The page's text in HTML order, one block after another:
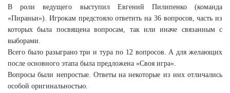
В роли ведущего выступил Евгений Пилипенко (команда
«Пираньи»). Игрокам предстояло ответить на 36 вопросов, часть из
которых была посвящена вопросам, так или иначе связанным с
выборами.
Всего было разыграно три и тура по 12 вопросов. А для желающих
после основного этапа была предложена «Своя игра».
Вопросы были непростые. Ответы на некоторые из них отличались
особой оригинальностью.